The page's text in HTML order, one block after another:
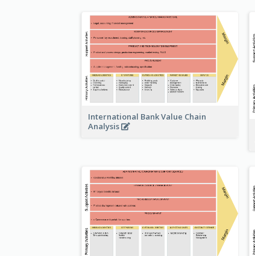
International Bank Value Chain
Analysis